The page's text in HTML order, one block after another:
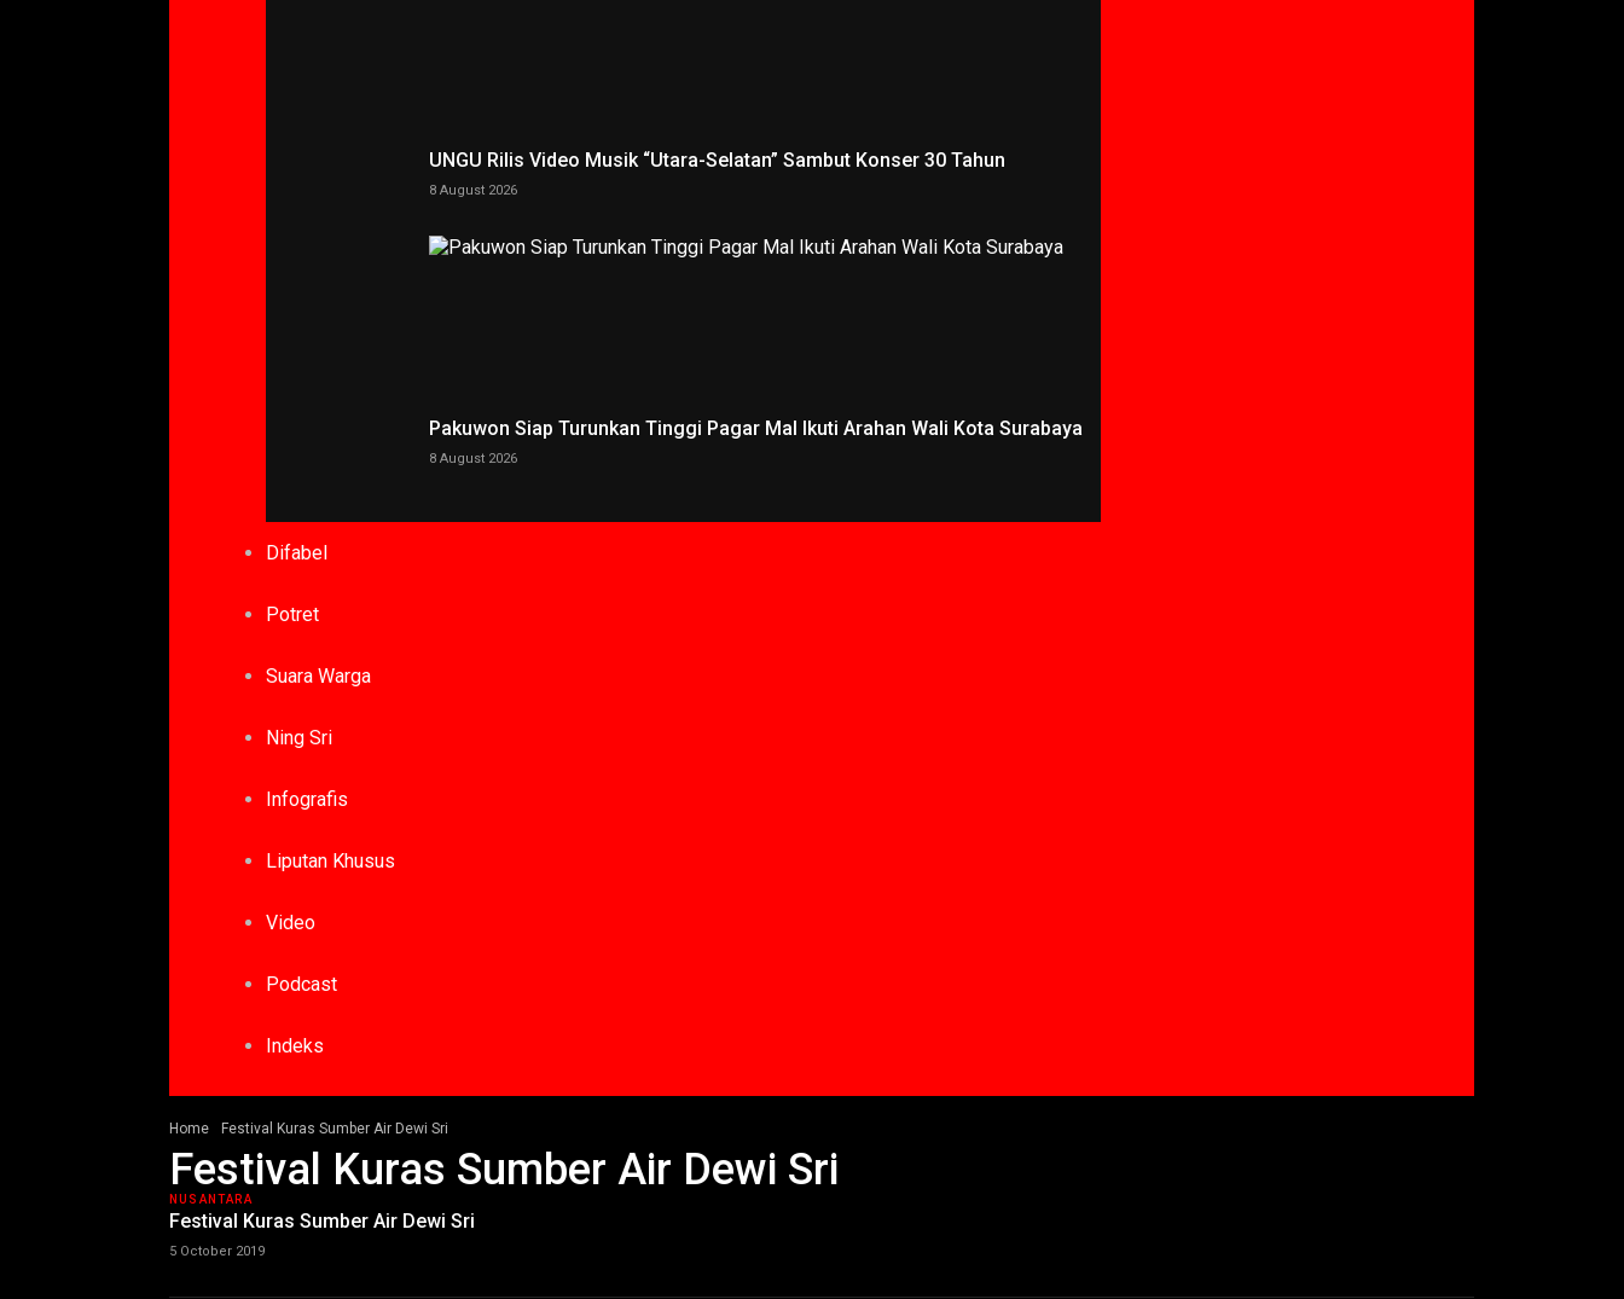
UNGU Rilis Video Musik “Utara-Selatan” Sambut Konser 30 Tahun
8 August 2026
Pakuwon Siap Turunkan Tinggi Pagar Mal Ikuti Arahan Wali Kota Surabaya
8 August 2026
Difabel
Potret
Suara Warga
Ning Sri
Infografis
Liputan Khusus
Video
Podcast
Indeks
Home Festival Kuras Sumber Air Dewi Sri
Festival Kuras Sumber Air Dewi Sri
NUSANTARA
Festival Kuras Sumber Air Dewi Sri
5 October 2019